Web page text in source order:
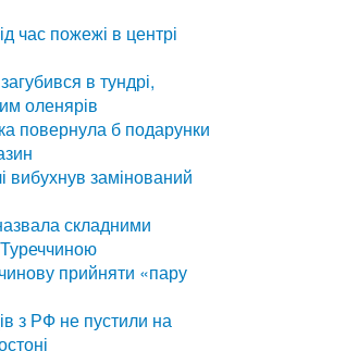
час пожежі в центрі
в тундрі,
оленярів
повернула б подарунки
замінований
складними
прийняти «пару
з РФ не пустили на